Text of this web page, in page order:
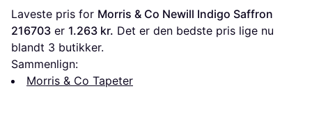
Laveste pris for Morris & Co Newill Indigo Saffron
216703 er 1.263 kr. Det er den bedste pris lige nu
blandt 3 butikker.
Sammenlign:
Morris & Co Tapeter